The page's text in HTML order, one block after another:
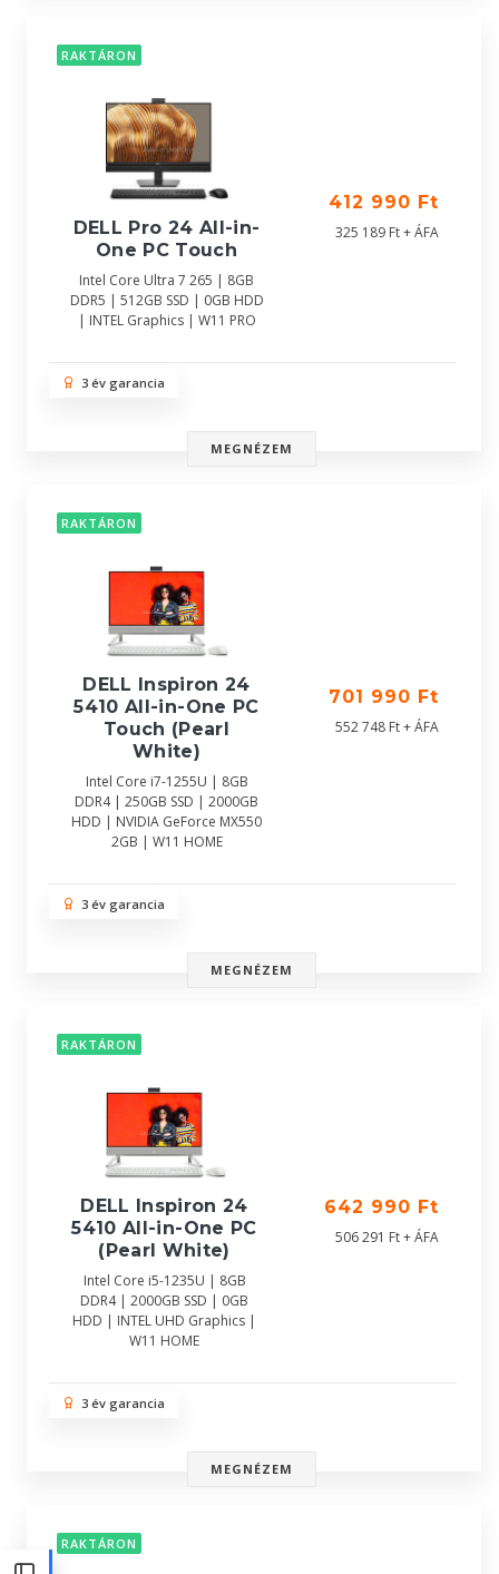
RAKTÁRON
DELL Pro 24 All-in-
One PC Touch
Intel Core Ultra 7 265 | 8GB
DDR5 | 512GB SSD | 0GB HDD
| INTEL Graphics | W11 PRO
412 990 Ft
325 189 Ft + ÁFA
3 év garancia
MEGNÉZEM
RAKTÁRON
DELL Inspiron 24
5410 All-in-One PC
Touch (Pearl
White)
Intel Core i7-1255U | 8GB
DDR4 | 250GB SSD | 2000GB
HDD | NVIDIA GeForce MX550
2GB | W11 HOME
701 990 Ft
552 748 Ft + ÁFA
3 év garancia
MEGNÉZEM
RAKTÁRON
DELL Inspiron 24
5410 All-in-One PC
(Pearl White)
Intel Core i5-1235U | 8GB
DDR4 | 2000GB SSD | 0GB
HDD | INTEL UHD Graphics |
W11 HOME
642 990 Ft
506 291 Ft + ÁFA
3 év garancia
MEGNÉZEM
RAKTÁRON